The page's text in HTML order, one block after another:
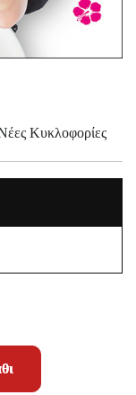
Κυκλοφορίες